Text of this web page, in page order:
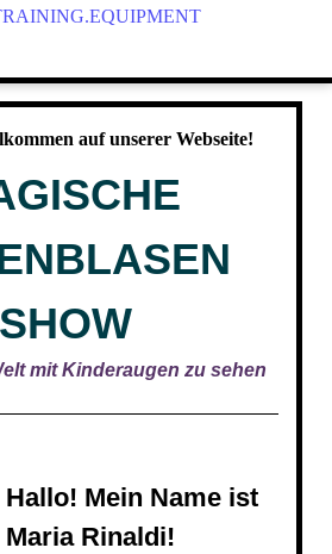
LUCKY
auf unserer Webseite!
SHOW
mit Kinderaugen zu sehen
Hallo! Mein Name ist
Maria Rinaldi!